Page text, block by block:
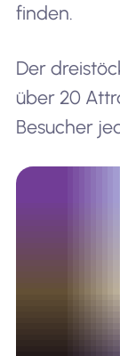
finden.
Der
über 20
Besucher